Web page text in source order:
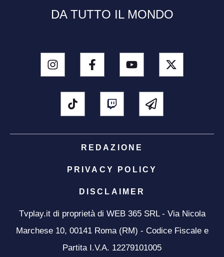
DA TUTTO IL MONDO
REDAZIONE
PRIVACY POLICY
DISCLAIMER
Tvplay.it di proprietà di WEB 365 SRL - Via Nicola
Marchese 10, 00141 Roma (RM) - Codice Fiscale e
Partita I.V.A. 12279101005